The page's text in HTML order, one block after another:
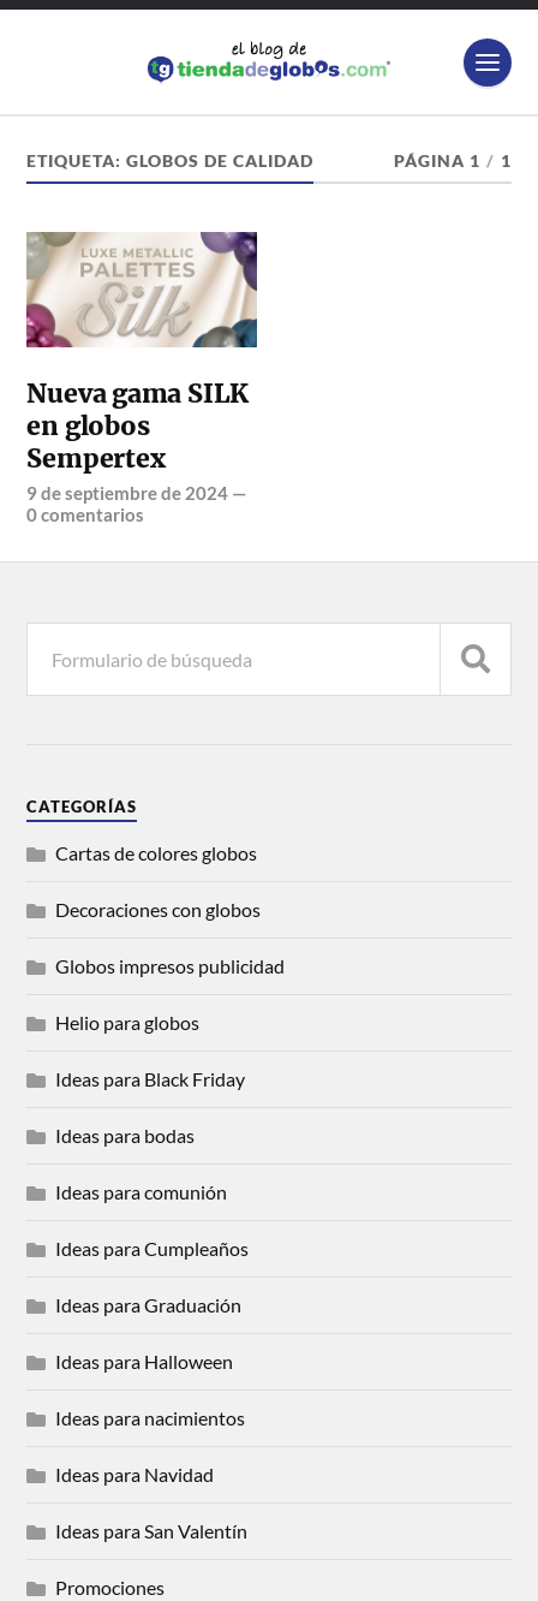
ETIQUETA:GLOBOS DE CALIDAD PÁGINA 1 / 1
Nueva gama SILK
en globos
Sempertex
9 de septiembre de 2024 —
0 comentarios
CATEGORÍAS
Cartas de colores globos
Decoraciones con globos
Globos impresos publicidad
Helio para globos
Ideas para Black Friday
Ideas para bodas
Ideas para comunión
Ideas para Cumpleaños
Ideas para Graduación
Ideas para Halloween
Ideas para nacimientos
Ideas para Navidad
Ideas para San Valentín
Promociones